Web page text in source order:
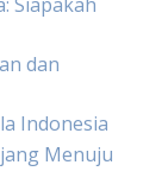
dan
Indonesia
Menuju